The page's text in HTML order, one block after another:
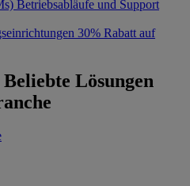
Betriebsabläufe und Support
30% Rabatt auf
Beliebte Lösungen